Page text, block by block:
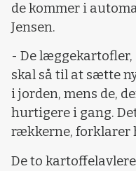
de kommer i
Jensen.
- De
skal så til at sætte
i jorden, mens de,
hurtigere i gang.
rækkerne, forklarer
De to